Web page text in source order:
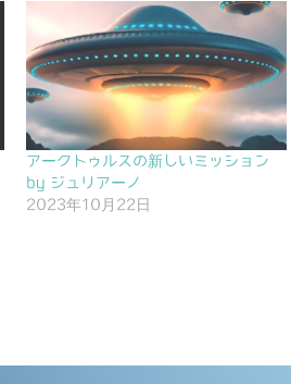
アークトゥルスの新しいミッション
by ジュリアーノ
2023年10月22日